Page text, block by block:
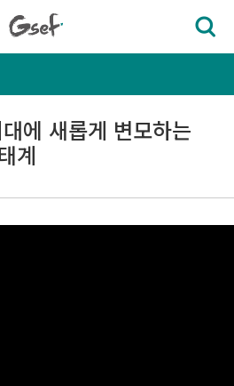
에 새롭게 변모하는
계